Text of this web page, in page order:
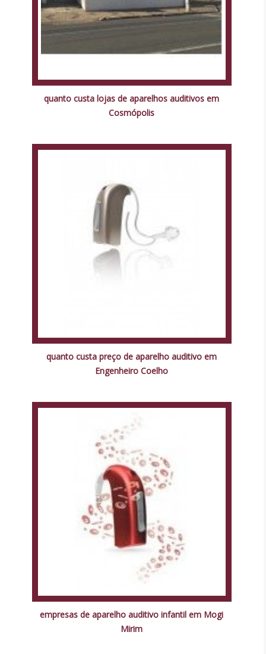
quanto custa lojas de aparelhos auditivos em
Cosmópolis
quanto custa preço de aparelho auditivo em
Engenheiro Coelho
empresas de aparelho auditivo infantil em Mogi
Mirim